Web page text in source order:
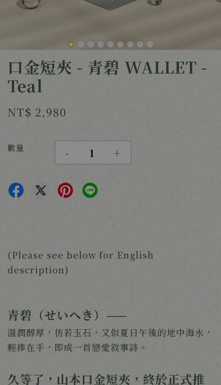
口金短夾 - 青碧 WALLET -
Teal
NT$ 2,980
數量 - +
(Please see below for English
description)
青碧（せいへき）——
溫潤醇厚，彷若玉石，又似夏日午後的地中海水，
輕捧在手，即成一首戀愛敘事詩。
久等了，山本口金短夾，終於正式推